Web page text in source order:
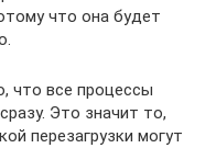
что она будет
что все процессы
Это значит то,
перезагрузки могут